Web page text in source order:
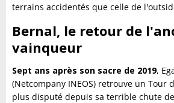
terrains accidentés que celle de
Bernal, le retour de
vainqueur
Sept ans après son sacre de 2019,
(Netcompany INEOS) retrouve un Tour
plus disputé depuis sa terrible chute